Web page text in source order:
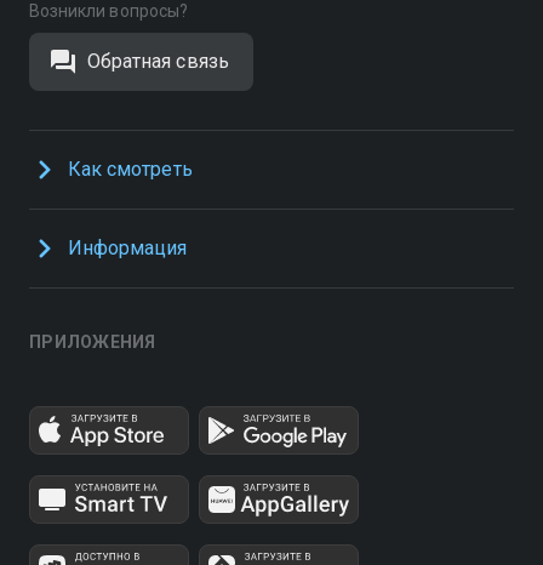
Возникли вопросы?
Обратная связь
Как смотреть
Информация
ПРИЛОЖЕНИЯ